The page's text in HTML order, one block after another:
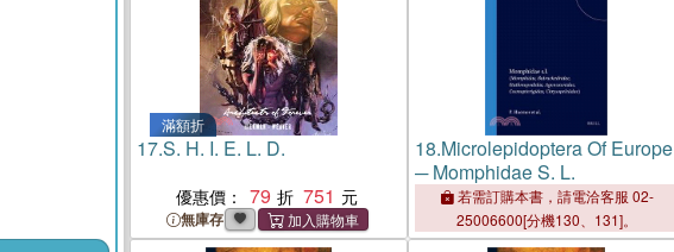
滿額折
17.S. H. I. E. L. D.
優惠價： 79 751
無庫存
18.Microlepidoptera Of Europe
─ Momphidae S. L.
若需訂購本書，請電洽客服 02-
25006600[分機130、131]。